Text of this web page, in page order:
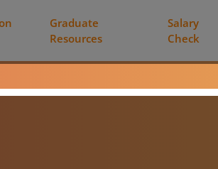
Graduate
Resources
Salary
Check